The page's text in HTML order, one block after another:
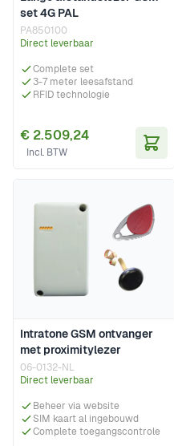
set 4G PAL
PA850100
Direct leverbaar
Complete set
3-7 meter leesafstand
RFID technologie
€ 2.509,24
Intratone GSM ontvanger
met proximitylezer
06-0132-NL
Direct leverbaar
Beheer via website
SIM kaart al ingebouwd
Complete toegangscontrole